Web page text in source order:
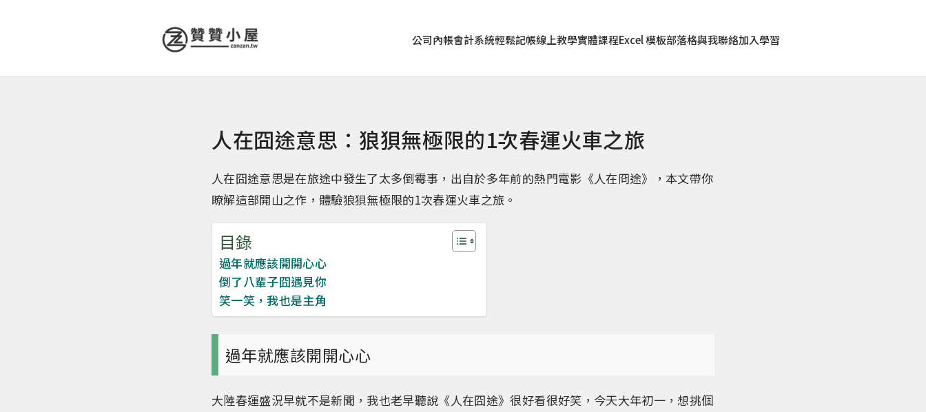
公司內帳會計系統輕鬆記帳線上教學實體課程Excel 模板部落格與我聯絡加入學習
人在囧途意思：狼狽無極限的1次春運火車之旅
人在囧途意思是在旅途中發生了太多倒霉事，出自於多年前的熱門電影《人在冏途》，本文帶你
瞭解這部開山之作，體驗狼狽無極限的1次春運火車之旅。
目錄
過年就應該開開心心
倒了八輩子囧遇見你
笑一笑，我也是主角
過年就應該開開心心
大陸春運盛況早就不是新聞，我也老早聽說《人在囧途》很好看很好笑，今天大年初一，想挑個